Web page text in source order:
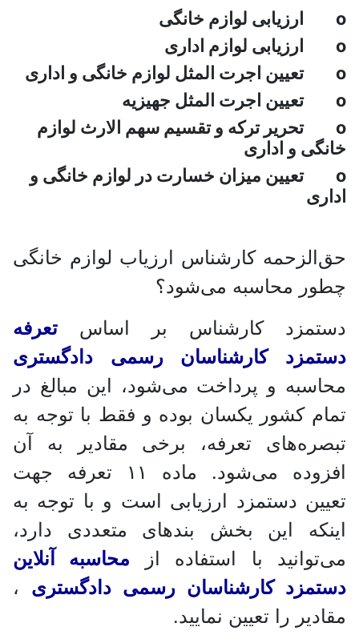
o ارزیابی لوازم خانگی
o ارزیابی لوازم اداری
o تعیین اجرت المثل لوازم خانگی و اداری
o تعیین اجرت المثل جهیزیه
o تحریر ترکه و تقسیم سهم الارث لوازم
خانگی و اداری
o تعیین میزان خسارت در لوازم خانگی و
اداری
حق‌الزحمه کارشناس ارزیاب لوازم خانگی
چطور محاسبه می‌شود؟
دستمزد کارشناس بر اساس تعرفه
دستمزد کارشناسان رسمی دادگستری
محاسبه و پرداخت می‌شود، این مبالغ در
تمام کشور یکسان بوده و فقط با توجه به
تبصره‌های تعرفه، برخی مقادیر به آن
افزوده می‌شود. ماده ۱۱ تعرفه جهت
تعیین دستمزد ارزیابی است و با توجه به
اینکه این بخش بندهای متعددی دارد،
می‌توانید با استفاده از محاسبه آنلاین
دستمزد کارشناسان رسمی دادگستری ،
مقادیر را تعیین نمایید.